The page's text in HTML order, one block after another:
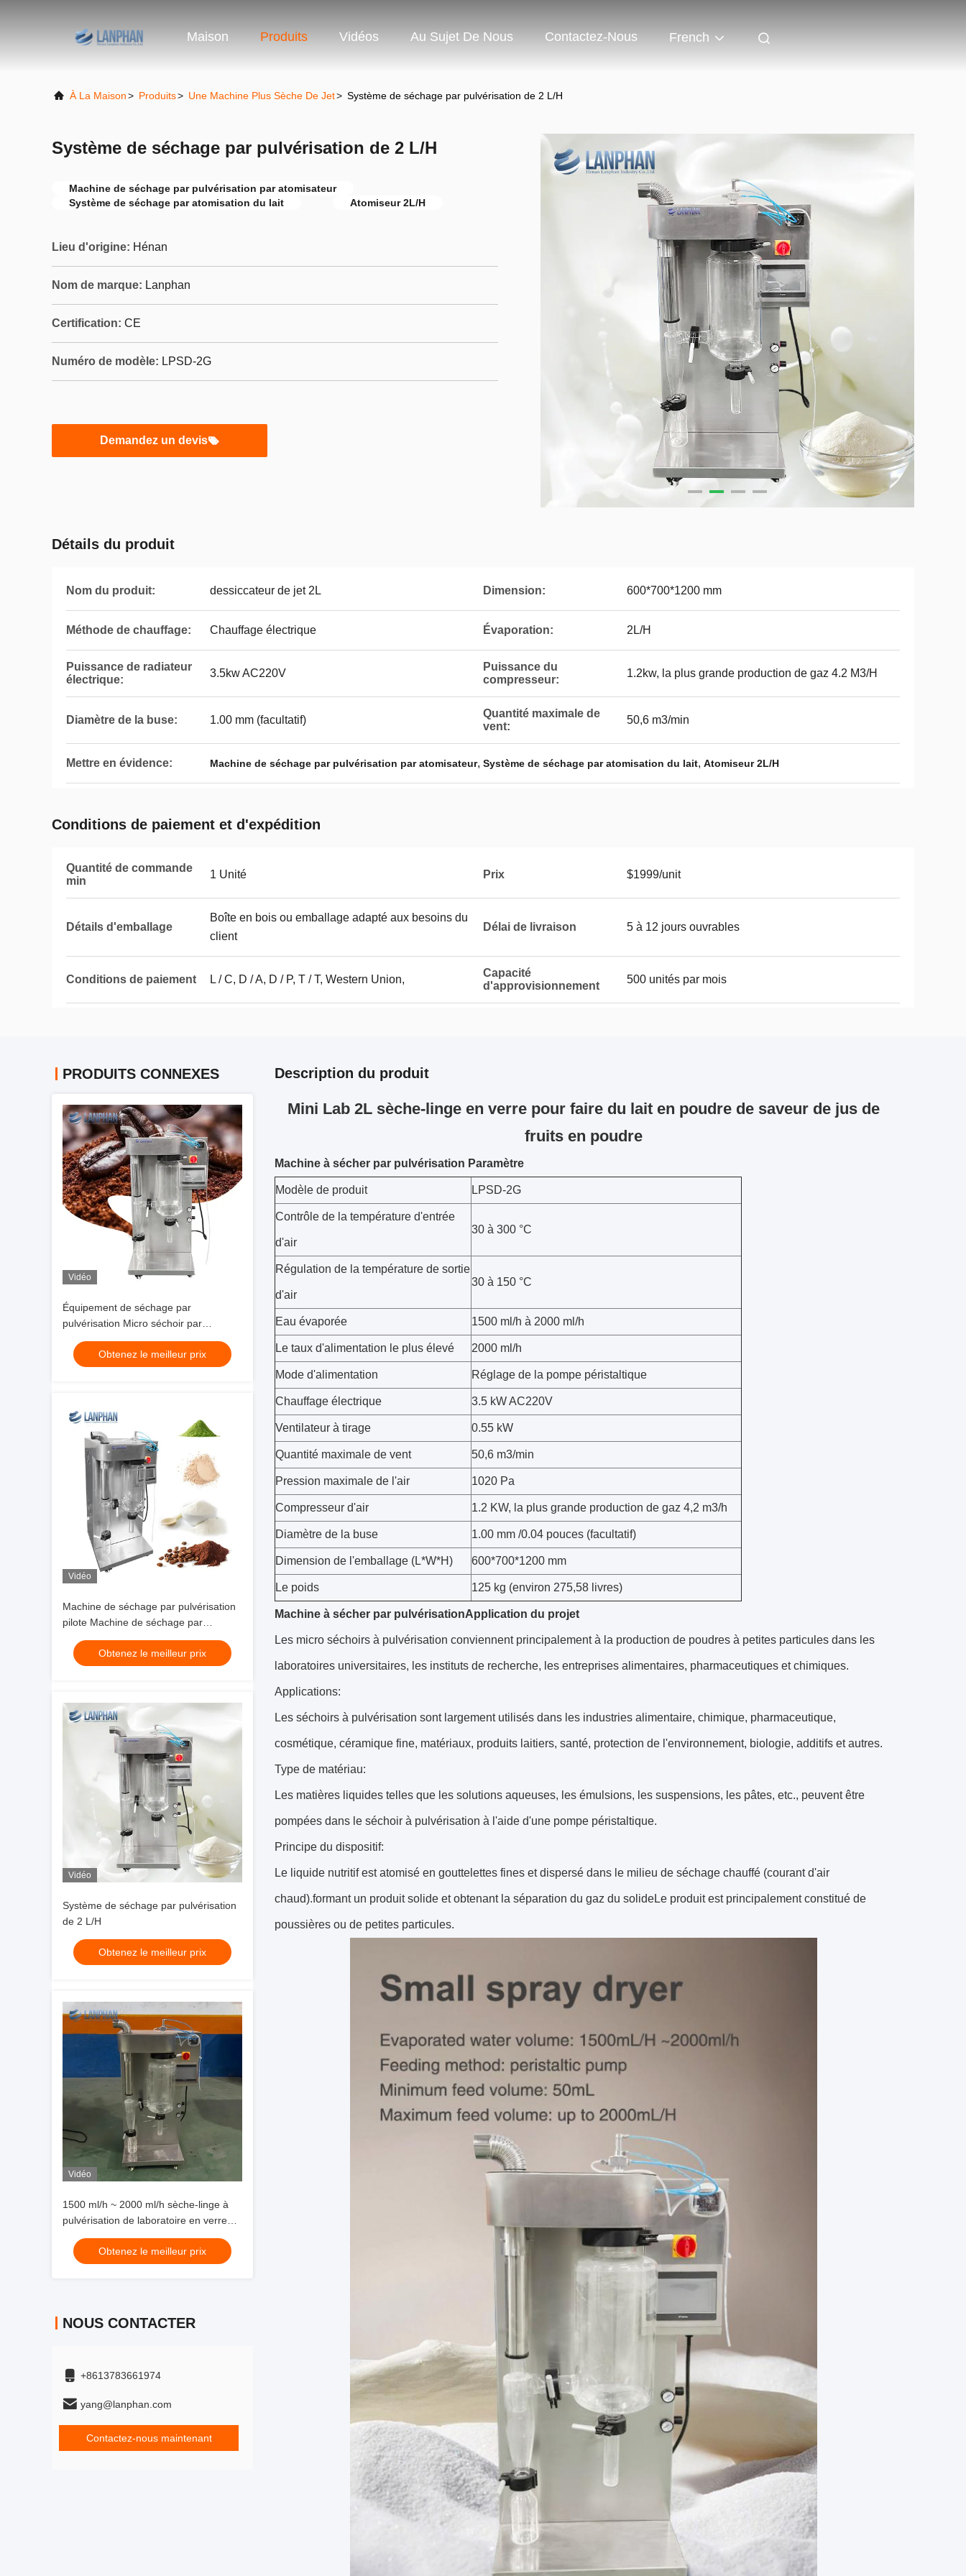
Maison Produits Vidéos Au Sujet De Nous Contactez-Nous French
À La Maison> Produits> Une Machine Plus Sèche De Jet> Système de séchage par pulvérisation de 2 L/H
Système de séchage par pulvérisation de 2 L/H
Machine de séchage par pulvérisation par atomisateur
Système de séchage par atomisation du lait
Atomiseur 2L/H
Lieu d'origine: Hénan
Nom de marque: Lanphan
Certification: CE
Numéro de modèle: LPSD-2G
Demandez un devis
Détails du produit
Nom du produit: dessiccateur de jet 2L Dimension: 600*700*1200 mm
Méthode de chauffage: Chauffage électrique Évaporation: 2L/H
Puissance de radiateur
électrique:
3.5kw AC220V
Puissance du
compresseur:
1.2kw, la plus grande production de gaz 4.2 M3/H
Diamètre de la buse: 1.00 mm (facultatif)
Quantité maximale de
vent:
50,6 m3/min
Mettre en évidence: Machine de séchage par pulvérisation par atomisateur, Système de séchage par atomisation du lait, Atomiseur 2L/H
Conditions de paiement et d'expédition
Quantité de commande
min
1 Unité Prix $1999/unit
Détails d'emballage
Boîte en bois ou emballage adapté aux besoins du
client
Délai de livraison 5 à 12 jours ouvrables
Conditions de paiement L / C, D / A, D / P, T / T, Western Union,
Capacité
d'approvisionnement
500 unités par mois
PRODUITS CONNEXES
Vidéo
Équipement de séchage par
pulvérisation Micro séchoir par
pulvérisation 2l Matériau chimique
Séchoir par pulvérisation alimentaire
Obtenez le meilleur prix
Vidéo
Machine de séchage par pulvérisation
pilote Machine de séchage par
pulvérisation Petit séchoir à
pulvérisation pour la levure en poudre
Obtenez le meilleur prix
Vidéo
Système de séchage par pulvérisation
de 2 L/H
Obtenez le meilleur prix
Vidéo
1500 ml/h ~ 2000 ml/h sèche-linge à
pulvérisation de laboratoire en verre
pour lait de tomate café poudre d'œuf
de lactosérumObtenez le meilleur prix
NOUS CONTACTER
+8613783661974
yang@lanphan.com
Contactez-nous maintenant
Description du produit
Mini Lab 2L sèche-linge en verre pour faire du lait en poudre de saveur de jus de
fruits en poudre
Machine à sécher par pulvérisation Paramètre
Modèle de produit LPSD-2G
Contrôle de la température d'entrée
d'air
30 à 300 °C
Régulation de la température de sortie
d'air
30 à 150 °C
Eau évaporée 1500 ml/h à 2000 ml/h
Le taux d'alimentation le plus élevé 2000 ml/h
Mode d'alimentation Réglage de la pompe péristaltique
Chauffage électrique 3.5 kW AC220V
Ventilateur à tirage 0.55 kW
Quantité maximale de vent 50,6 m3/min
Pression maximale de l'air 1020 Pa
Compresseur d'air 1.2 KW, la plus grande production de gaz 4,2 m3/h
Diamètre de la buse 1.00 mm /0.04 pouces (facultatif)
Dimension de l'emballage (L*W*H) 600*700*1200 mm
Le poids 125 kg (environ 275,58 livres)
Machine à sécher par pulvérisationApplication du projet
Les micro séchoirs à pulvérisation conviennent principalement à la production de poudres à petites particules dans les
laboratoires universitaires, les instituts de recherche, les entreprises alimentaires, pharmaceutiques et chimiques.
Applications:
Les séchoirs à pulvérisation sont largement utilisés dans les industries alimentaire, chimique, pharmaceutique,
cosmétique, céramique fine, matériaux, produits laitiers, santé, protection de l'environnement, biologie, additifs et autres.
Type de matériau:
Les matières liquides telles que les solutions aqueuses, les émulsions, les suspensions, les pâtes, etc., peuvent être
pompées dans le séchoir à pulvérisation à l'aide d'une pompe péristaltique.
Principe du dispositif:
Le liquide nutritif est atomisé en gouttelettes fines et dispersé dans le milieu de séchage chauffé (courant d'air
chaud).formant un produit solide et obtenant la séparation du gaz du solideLe produit est principalement constitué de
poussières ou de petites particules.